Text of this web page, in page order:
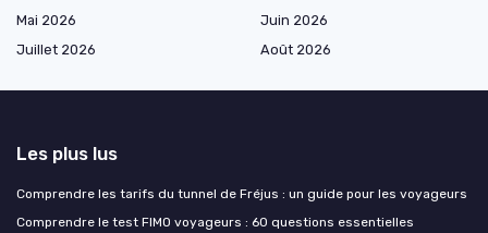
Mai 2026
Juin 2026
Juillet 2026
Août 2026
Les plus lus
Comprendre les tarifs du tunnel de Fréjus : un guide pour les voyageurs
Comprendre le test FIMO voyageurs : 60 questions essentielles